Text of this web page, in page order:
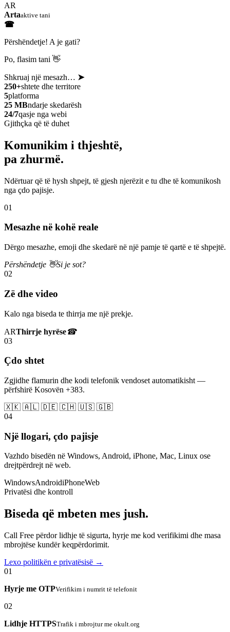
AR
Artaaktive tani
☎
Përshëndetje! A je gati?
Po, flasim tani 👋
Shkruaj një mesazh… ➤
250+shtete dhe territore
5platforma
25 MBndarje skedarësh
24/7qasje nga webi
Gjithçka që të duhet
Komunikim i thjeshtë,
pa zhurmë.
Ndërtuar që të hysh shpejt, të gjesh njerëzit e tu dhe të komunikosh
nga çdo pajisje.
01
Mesazhe në kohë reale
Dërgo mesazhe, emoji dhe skedarë në një pamje të qartë e të shpejtë.
Përshëndetje 👋Si je sot?
02
Zë dhe video
Kalo nga biseda te thirrja me një prekje.
ARThirrje hyrëse☎
03
Çdo shtet
Zgjidhe flamurin dhe kodi telefonik vendoset automatikisht —
përfshirë Kosovën +383.
🇽🇰 🇦🇱 🇩🇪 🇨🇭 🇺🇸 🇬🇧
04
Një llogari, çdo pajisje
Vazhdo bisedën në Windows, Android, iPhone, Mac, Linux ose
drejtpërdrejt në web.
WindowsAndroidiPhoneWeb
Privatësi dhe kontroll
Biseda që mbeten mes jush.
Call Free përdor lidhje të sigurta, hyrje me kod verifikimi dhe masa
mbrojtëse kundër keqpërdorimit.
Lexo politikën e privatësisë →
01
Hyrje me OTPVerifikim i numrit të telefonit
02
Lidhje HTTPSTrafik i mbrojtur me okult.org